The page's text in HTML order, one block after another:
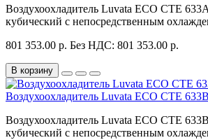
Воздухоохладитель Luvata ECO CTE
кубический с непосредственным
801 353.00 р. Без НДС: 801 353.00 р.
В корзину
Воздухоохладитель Luvata ECO CTE
Воздухоохладитель Luvata ECO CTE
кубический с непосредственным